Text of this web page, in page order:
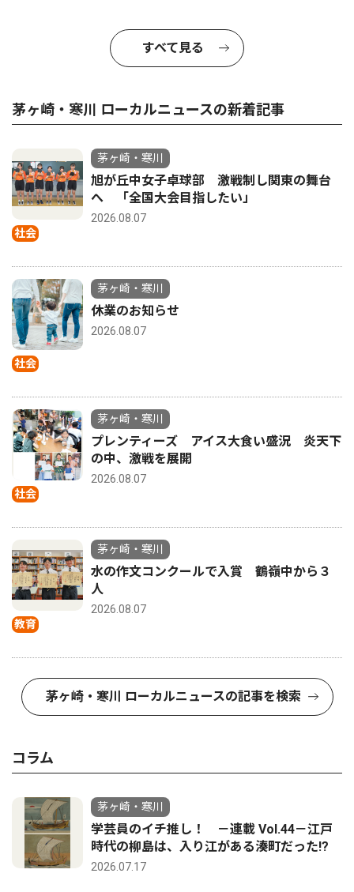
すべて見る
茅ヶ崎・寒川 ローカルニュースの新着記事
社会
茅ヶ崎・寒川
旭が丘中女子卓球部 激戦制し関東の舞台
へ 「全国大会目指したい」
2026.08.07
社会
茅ヶ崎・寒川
休業のお知らせ
2026.08.07
社会
茅ヶ崎・寒川
プレンティーズ アイス大食い盛況 炎天下
の中、激戦を展開
2026.08.07
教育
茅ヶ崎・寒川
水の作文コンクールで入賞 鶴嶺中から３
人
2026.08.07
茅ヶ崎・寒川 ローカルニュースの記事を検索
コラム
茅ヶ崎・寒川
学芸員のイチ推し！ －連載 Vol.44－江戸
時代の柳島は、入り江がある湊町だった!?
2026.07.17